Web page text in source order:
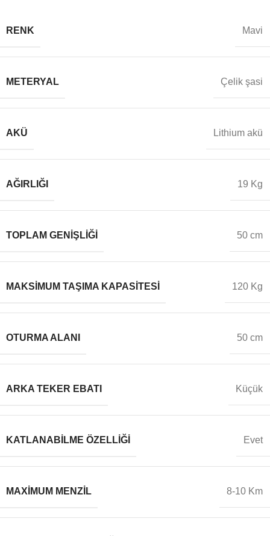
RENK Mavi
METERYAL Çelik şasi
AKÜ Lithium akü
AĞIRLIĞI 19 Kg
TOPLAM GENIŞLIĞI 50 cm
MAKSIMUM TAŞIMA KAPASITESI 120 Kg
OTURMA ALANI 50 cm
ARKA TEKER EBATI Küçük
KATLANABILME ÖZELLIĞI Evet
MAXIMUM MENZIL 8-10 Km